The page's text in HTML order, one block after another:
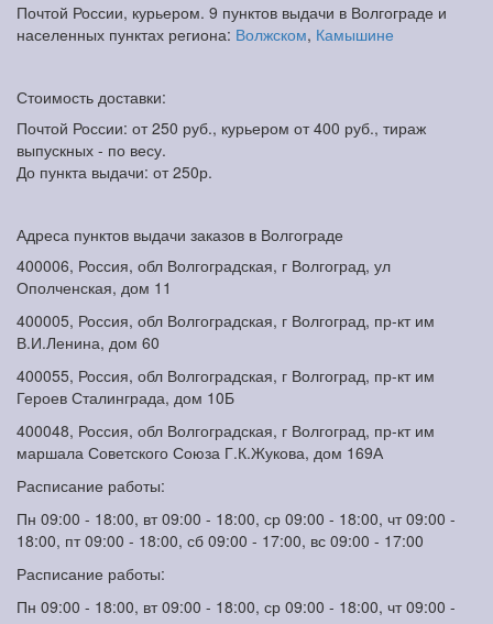
Почтой России, курьером. 9 пунктов выдачи в Волгограде и
населенных пунктах региона: Волжском, Камышине
Стоимость доставки:
Почтой России: от 250 руб., курьером от 400 руб., тираж
выпускных - по весу.
До пункта выдачи: от 250р.
Адреса пунктов выдачи заказов в Волгограде
400006, Россия, обл Волгоградская, г Волгоград, ул
Ополченская, дом 11
400005, Россия, обл Волгоградская, г Волгоград, пр-кт им
В.И.Ленина, дом 60
400055, Россия, обл Волгоградская, г Волгоград, пр-кт им
Героев Сталинграда, дом 10Б
400048, Россия, обл Волгоградская, г Волгоград, пр-кт им
маршала Советского Союза Г.К.Жукова, дом 169А
Расписание работы:
Пн 09:00 - 18:00, вт 09:00 - 18:00, ср 09:00 - 18:00, чт 09:00 -
18:00, пт 09:00 - 18:00, сб 09:00 - 17:00, вс 09:00 - 17:00
Расписание работы:
Пн 09:00 - 18:00, вт 09:00 - 18:00, ср 09:00 - 18:00, чт 09:00 -